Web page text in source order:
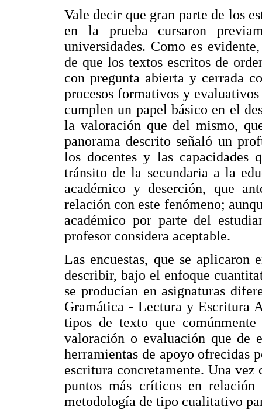
Vale decir que gran parte de los
en la prueba cursaron
universidades. Como es
de que los textos escritos de
con pregunta abierta y cerrada
procesos formativos y
cumplen un papel básico en el
la valoración que del mismo,
panorama descrito señaló un
los docentes y las capacidades
tránsito de la secundaria a la
académico y deserción, que
relación con este fenómeno;
académico por parte del
profesor considera aceptable.
Las encuestas, que se aplicaron
describir, bajo el enfoque
se producían en asignaturas
Gramática - Lectura y Escritura
tipos de texto que
valoración o evaluación que de
herramientas de apoyo ofrecidas
escritura concretamente. Una
puntos más críticos en
metodología de tipo cualitativo